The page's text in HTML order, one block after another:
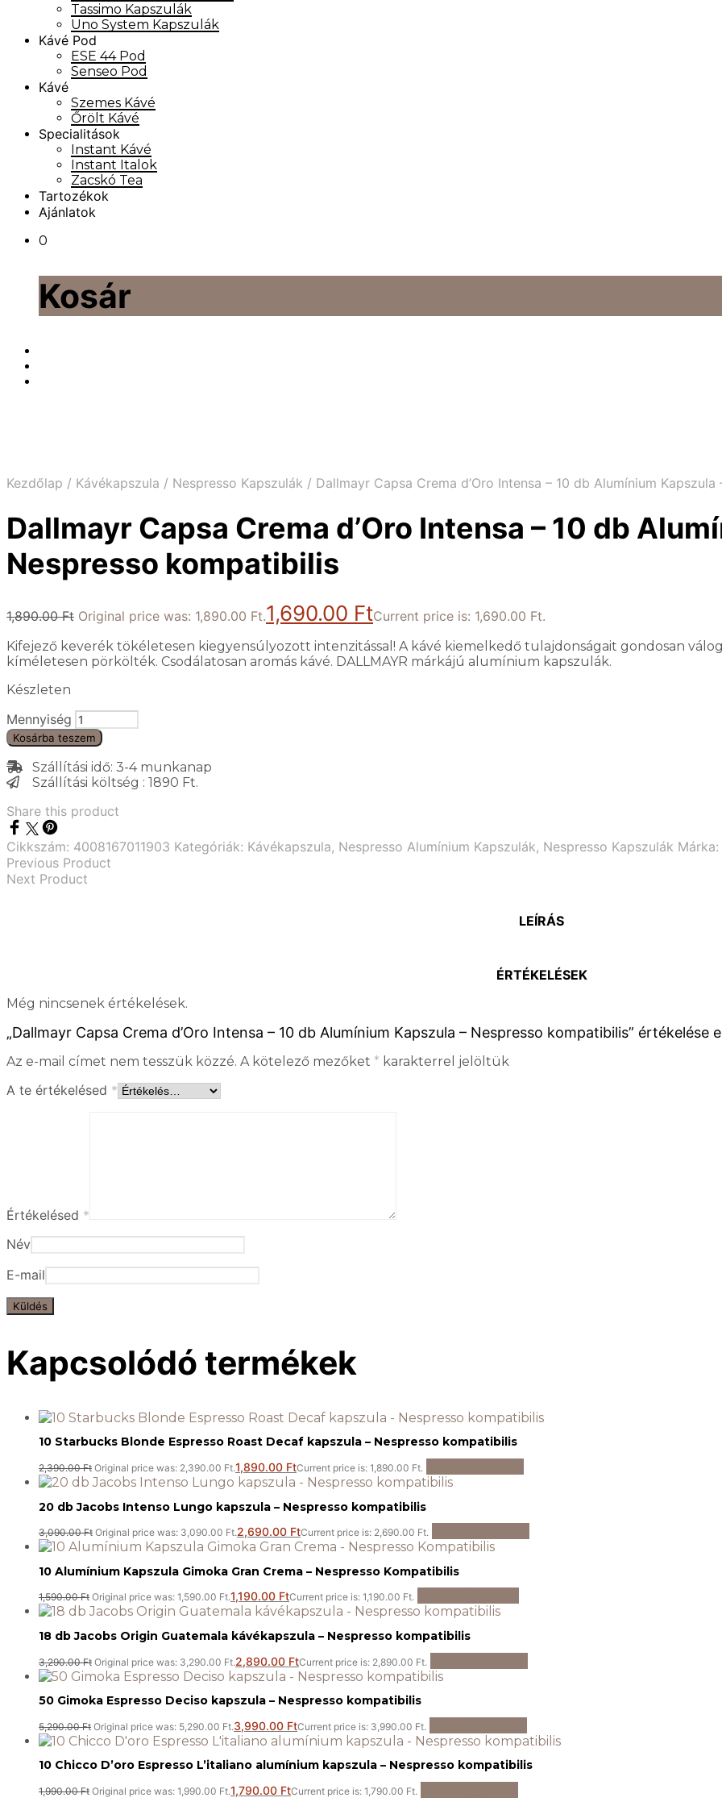
Tassimo Kapszulák
Uno System Kapszulák
Kávé Pod
ESE 44 Pod
Senseo Pod
Kávé
Szemes Kávé
Őrölt Kávé
Specialitások
Instant Kávé
Instant Italok
Zacskó Tea
Tartozékok
Ajánlatok
0
Kosár
Kezdőlap / Kávékapszula / Nespresso Kapszulák / Dallmayr Capsa Crema d’Oro Intensa – 10 db Alumínium
Dallmayr Capsa Crema d’Oro Intensa – 10 db
Nespresso kompatibilis
1,890.00Ft Original price was: 1,890.00 Ft.1,690.00 FtCurrent price is: 1,690.00 Ft.
Kifejező keverék tökéletesen kiegyensúlyozott intenzitással! A kávé kiemelkedő tulajdonságait gondosan
kíméletesen pörkölték. Csodálatosan aromás kávé. DALLMAYR márkájú alumínium kapszulák.
Készleten
Mennyiség
Kosárba teszem
Szállítási idő: 3-4 munkanap
Szállítási költség : 1890 Ft.
Share this product
Cikkszám: 4008167011903 Kategóriák: Kávékapszula, Nespresso Alumínium Kapszulák, Nespresso Kapszulák Márka:
Previous Product
Next Product
LEÍRÁS
ÉRTÉKELÉSEK
Még nincsenek értékelések.
„Dallmayr Capsa Crema d’Oro Intensa – 10 db Alumínium Kapszula – Nespresso kompatibilis” értékelése
Az e-mail címet nem tesszük közzé. A kötelező mezőket * karakterrel jelöltük
A te értékelésed *
Értékelésed *
Név
E-mail
Kapcsolódó termékek
10 Starbucks Blonde Espresso Roast Decaf kapszula – Nespresso kompatibilis
2,390.00Ft Original price was: 2,390.00 Ft.1,890.00 FtCurrent price is: 1,890.00 Ft.
20 db Jacobs Intenso Lungo kapszula – Nespresso kompatibilis
3,090.00Ft Original price was: 3,090.00 Ft.2,690.00 FtCurrent price is: 2,690.00 Ft.
10 Alumínium Kapszula Gimoka Gran Crema – Nespresso Kompatibilis
1,590.00Ft Original price was: 1,590.00 Ft.1,190.00 FtCurrent price is: 1,190.00 Ft.
18 db Jacobs Origin Guatemala kávékapszula – Nespresso kompatibilis
3,290.00Ft Original price was: 3,290.00 Ft.2,890.00 FtCurrent price is: 2,890.00 Ft.
50 Gimoka Espresso Deciso kapszula – Nespresso kompatibilis
5,290.00Ft Original price was: 5,290.00 Ft.3,990.00 FtCurrent price is: 3,990.00 Ft.
10 Chicco D’oro Espresso L’italiano alumínium kapszula – Nespresso kompatibilis
1,990.00Ft Original price was: 1,990.00 Ft.1,790.00 FtCurrent price is: 1,790.00 Ft.